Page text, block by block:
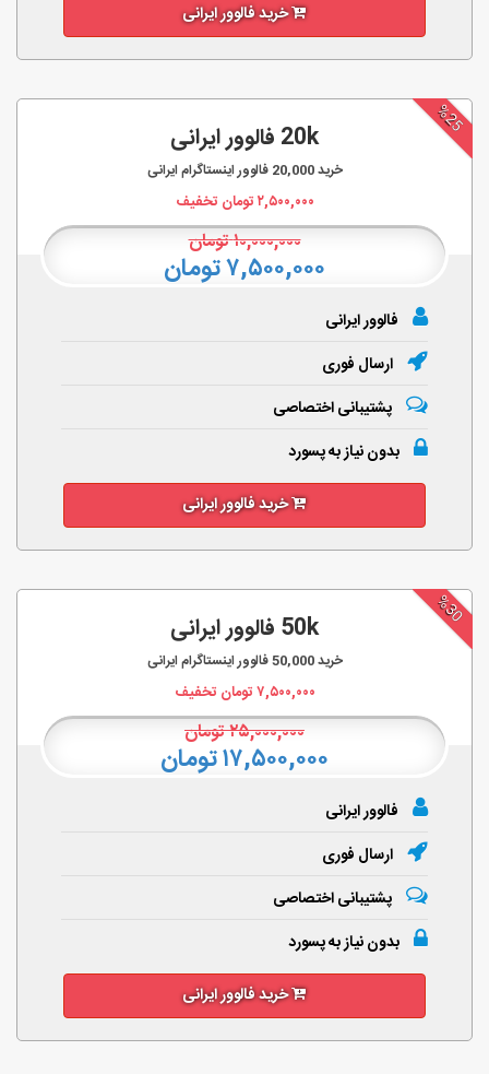
خرید فالوور ایرانی
%25
20k فالوور ایرانی
خرید20,000 فالوور اینستاگرام ایرانی
۲,۵۰۰,۰۰۰تومان تخفیف
۱۰,۰۰۰,۰۰۰تومان
۷,۵۰۰,۰۰۰ تومان
فالوور ایرانی
ارسال فوری
پشتیبانی اختصاصی
بدون نیاز به پسورد
خرید فالوور ایرانی
%30
50k فالوور ایرانی
خرید50,000فالوور اینستاگرام ایرانی
۷,۵۰۰,۰۰۰تومان تخفیف
۲۵,۰۰۰,۰۰۰تومان
۱۷,۵۰۰,۰۰۰ تومان
فالوور ایرانی
ارسال فوری
پشتیبانی اختصاصی
بدون نیاز به پسورد
خرید فالوور ایرانی